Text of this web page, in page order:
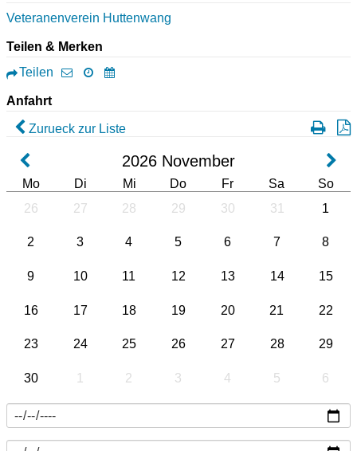
Veteranenverein Huttenwang
Teilen & Merken
Teilen
Anfahrt
Zurueck zur Liste
2026 November
Mo Di Mi Do Fr Sa
So
26
27 28 29 30 31 1
2 3 4 5 6 7 8
9 10 11 12 13 14 15
16 17 18 19 20 21 22
23 24 25 26 27 28 29
30 1 2 3 4 5 6